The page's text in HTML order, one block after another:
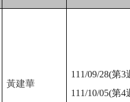
黃建華
111/09/28(第3
111/10/05(第4